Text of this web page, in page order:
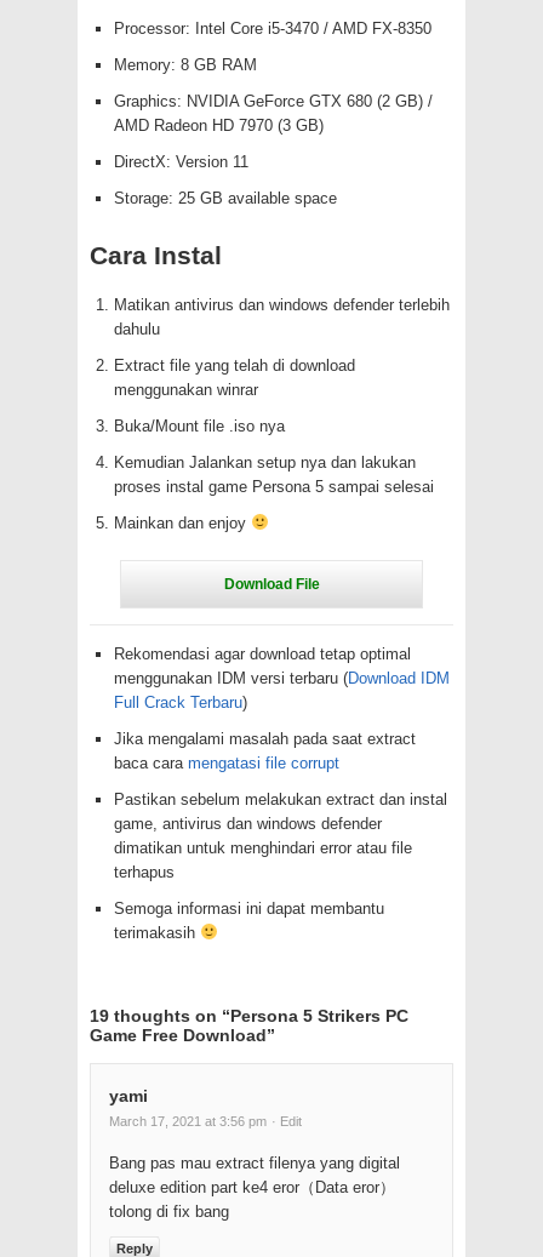
Processor: Intel Core i5-3470 / AMD FX-8350
Memory: 8 GB RAM
Graphics: NVIDIA GeForce GTX 680 (2 GB) /
AMD Radeon HD 7970 (3 GB)
DirectX: Version 11
Storage: 25 GB available space
Cara Instal
Matikan antivirus dan windows defender terlebih
dahulu
Extract file yang telah di download
menggunakan winrar
Buka/Mount file .iso nya
Kemudian Jalankan setup nya dan lakukan
proses instal game Persona 5 sampai selesai
Mainkan dan enjoy
Rekomendasi agar download tetap optimal
menggunakan IDM versi terbaru (Download IDM
Full Crack Terbaru)
Jika mengalami masalah pada saat extract
baca cara mengatasi file corrupt
Pastikan sebelum melakukan extract dan instal
game, antivirus dan windows defender
dimatikan untuk menghindari error atau file
terhapus
Semoga informasi ini dapat membantu
terimakasih
19 thoughts on “Persona 5 Strikers PC
Game Free Download”
yami
March 17, 2021 at 3:56 pm · Edit
Bang pas mau extract filenya yang digital
deluxe edition part ke4 eror（Data eror）
tolong di fix bang
Reply